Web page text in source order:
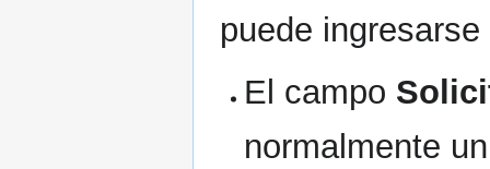
puede
El campo
normalmente